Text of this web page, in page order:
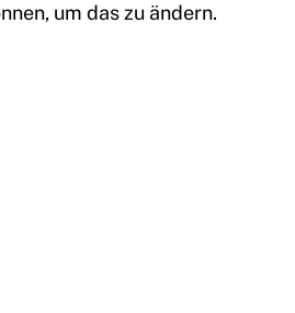
um das zu ändern.